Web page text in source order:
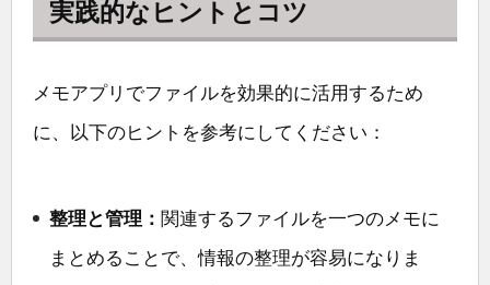
実践的なヒントとコツ
メモアプリでファイルを効果的に活用するため
に、以下のヒントを参考にしてください：
整理と管理： 関連するファイルを一つのメモに
まとめることで、情報の整理が容易になりま